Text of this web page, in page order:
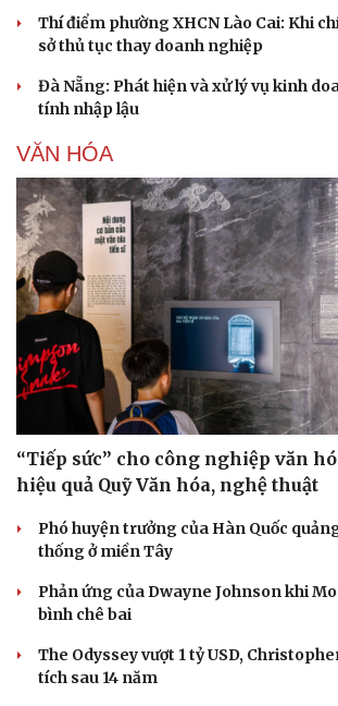
Thí điểm phường XHCN Lào Cai: Khi
sở thủ tục thay doanh nghiệp
Đà Nẵng: Phát hiện và xử lý vụ kinh
tính nhập lậu
VĂN HÓA
“Tiếp sức” cho công nghiệp văn
hiệu quả Quỹ Văn hóa, nghệ thuật
Phó huyện trưởng của Hàn Quốc
thống ở miền Tây
Phản ứng của Dwayne Johnson khi
bình chê bai
The Odyssey vượt 1 tỷ USD,
tích sau 14 năm